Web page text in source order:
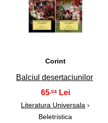
19
Corint
Balciul desertaciunilor
65,04
Literatura Universala ›
Beletristica